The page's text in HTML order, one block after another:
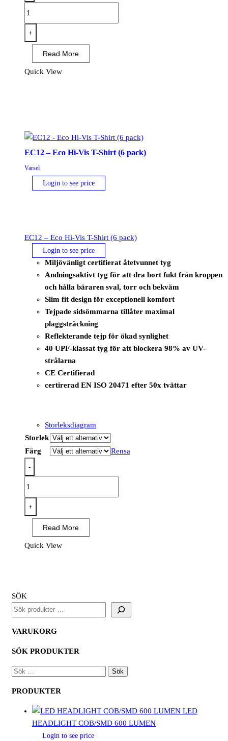
V-
ringad
meshinsats
T-
+
Read More
Quick View
EC12 – Eco Hi-Vis T-Shirt (6 pack)
Varsel
Login to see price
EC12 – Eco Hi-Vis T-Shirt (6 pack)
Login to see price
Miljövänligt certifierat åtetvunnet tyg
Andningsaktivt tyg för att dra bort fukt från kroppen
och hålla bäraren sval, torr och bekväm
Slim fit design för exceptionell komfort
Tejpade sidsömmarna tillåter maximal
plaggsträckning
Reflekterande tejp för ökad synlighet
40 UPF-klassat tyg för att blockera 98% av UV-
strålarna
CE Certifierad
certirerad EN ISO 20471 efter 50x tvättar
Storleksdiagram
Storlek
Färg
Rensa
-
Eco
Hi-
T-
mängd
+
Read More
Quick View
SÖK
VARUKORG
SÖK PRODUKTER
SÖK
PRODUKTER
LED
HEADLIGHT COB/SMD 600 LUMEN
Login to see price